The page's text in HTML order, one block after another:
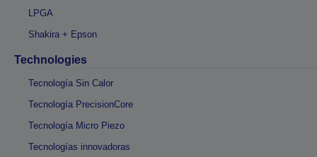
LPGA
Shakira + Epson
Technologies
Tecnología Sin Calor
Tecnología PrecisionCore
Tecnología Micro Piezo
Tecnologías innovadoras